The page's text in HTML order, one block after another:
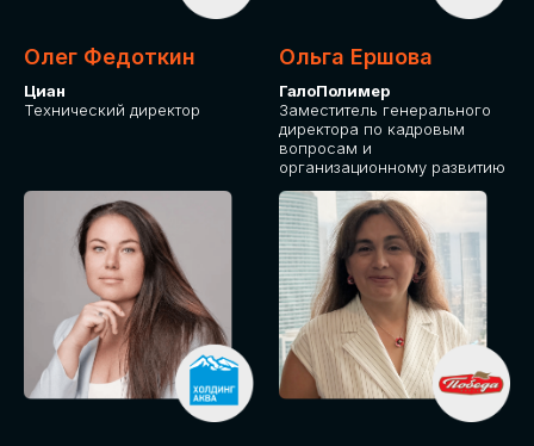
Олег Федоткин
Циан
Технический директор
Ольга Ершова
ГалоПолимер
Заместитель генерального
директора по кадровым
вопросам и
организационному развитию